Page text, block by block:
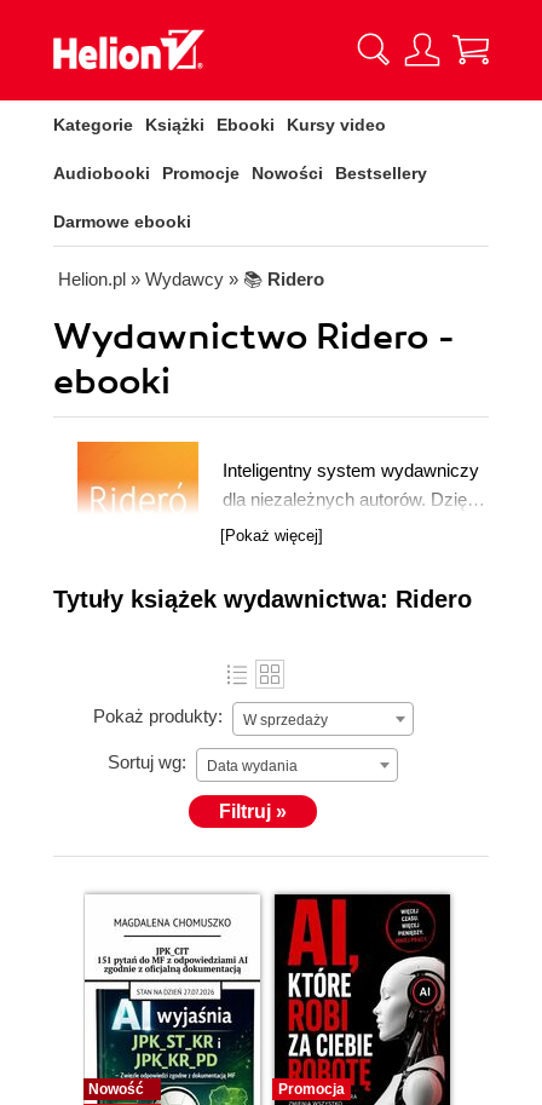
Kategorie Książki Ebooki Kursy video
Audiobooki Promocje Nowości Bestsellery
Darmowe ebooki
Helion.pl » Wydawcy » 📚 Ridero
Wydawnictwo Ridero -
ebooki
Inteligentny system wydawniczy
dla niezależnych autorów. Dzięki
Ridero w ciągu kilku minut
(np. plik Worda) w prawdziwą książkę w formacie
elektronicznym i/lub książkę drukowaną, z
[Pokaż więcej]
Tytuły książek wydawnictwa: Ridero
Pokaż produkty: W sprzedaży
Sortuj wg: Data wydania
Filtruj »
Nowość
Promocja